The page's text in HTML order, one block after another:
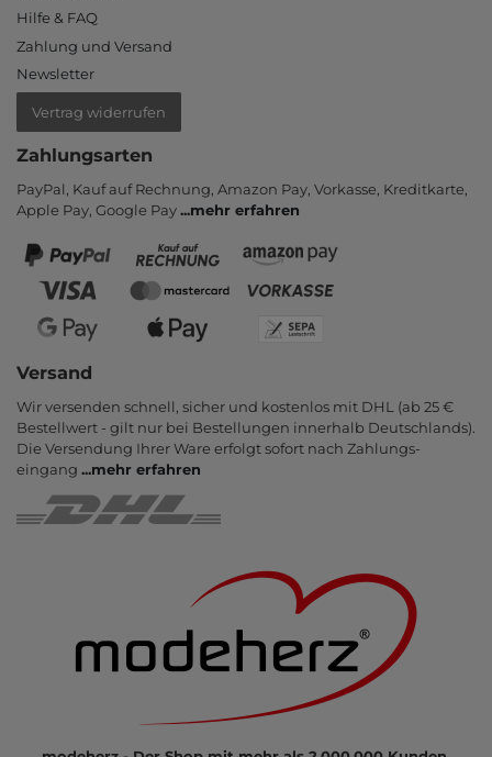
Hilfe & FAQ
Zahlung und Versand
Newsletter
Vertrag widerrufen
Zahlungsarten
PayPal, Kauf auf Rechnung, Amazon Pay, Vor­kasse, Kredit­karte,
Apple Pay, Google Pay...mehr erfahren
Versand
Wir versenden schnell, sicher und kostenlos mit DHL (ab 25 €
Bestell­wert - gilt nur bei Bestel­lungen inner­halb Deutsch­lands).
Die Ver­sendung Ihrer Ware er­folgt sofort nach Zahlungs­
eingang ...mehr erfahren